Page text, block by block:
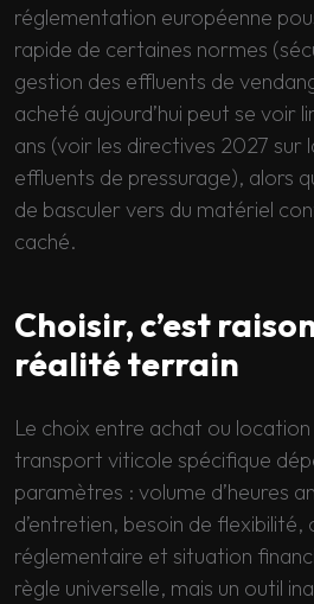
réglementation européenne
rapide de certaines normes
gestion des effluents de
acheté aujourd’hui peut se voir
ans (voir les directives 2027 sur
effluents de pressurage), alors
de basculer vers du matériel
caché.
Choisir, c’est
réalité terrain
Le choix entre achat ou
transport viticole spécifique
paramètres : volume d’heures
d’entretien, besoin de
réglementaire et situation
règle universelle, mais un outil